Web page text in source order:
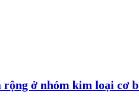
ở nhóm kim loại cơ